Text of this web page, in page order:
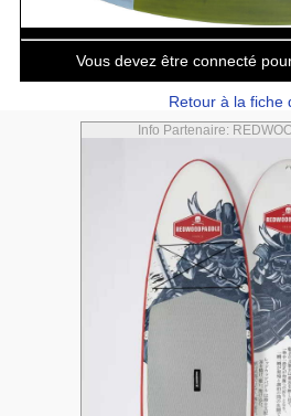
Vous devez être connecté
Retour à la fiche
Info Partenaire: